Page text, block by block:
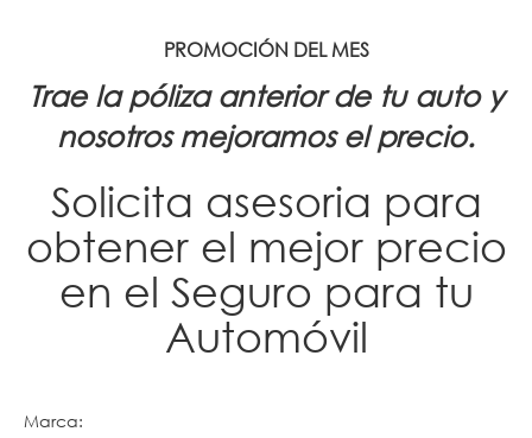
PROMOCIÓN DEL MES
Trae la póliza anterior de tu auto y
nosotros mejoramos el precio.
Solicita asesoria para
obtener el mejor precio
en el Seguro para tu
Automóvil
Marca: